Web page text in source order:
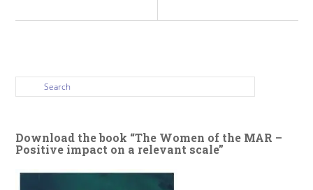
Download the book “The Women of the MAR –
Positive impact on a relevant scale”